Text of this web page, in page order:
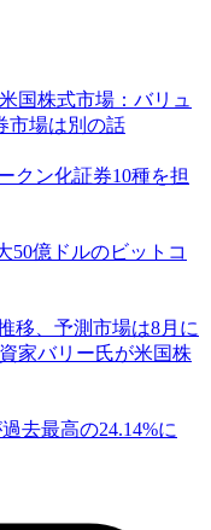
国株式市場：バリュ
市場は別の話
クン化証券10種を担
50億ドルのビットコ
移、予測市場は8月に
家バリー氏が米国株
去最高の24.14%に